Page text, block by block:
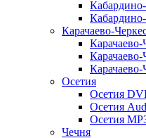
Карачаево-
Осетия
Осетия
Осетия
Осетия
Чечня